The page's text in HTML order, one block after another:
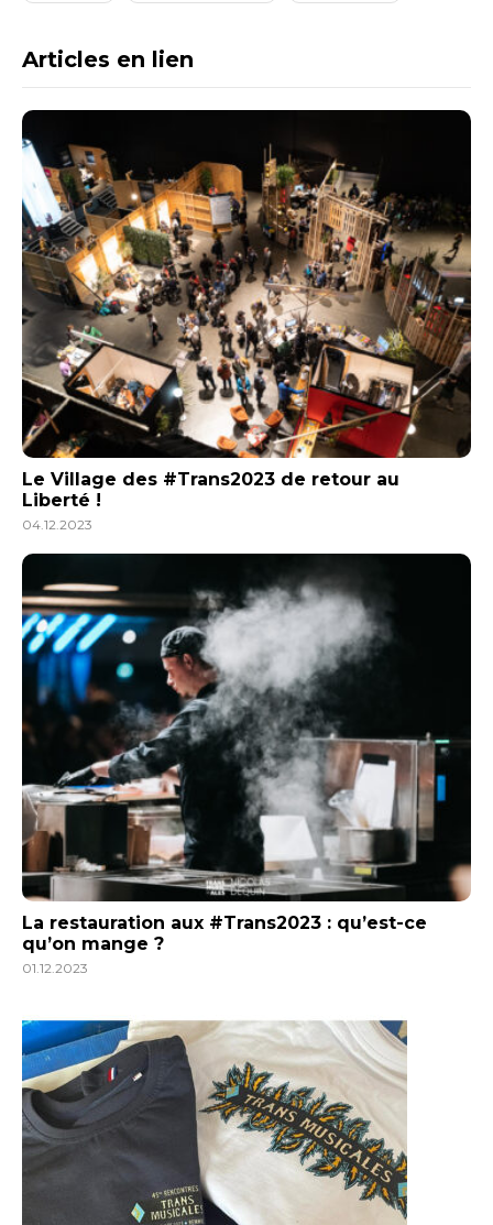
Articles en lien
Le Village des #Trans2023 de retour au
Liberté !
04.12.2023
La restauration aux #Trans2023 : qu’est-ce
qu’on mange ?
01.12.2023